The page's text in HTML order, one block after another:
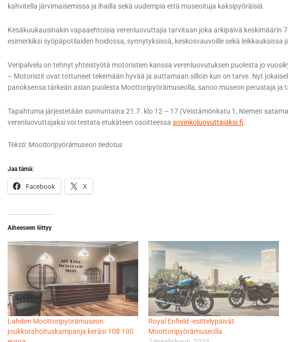
kahvitella järvimaisemissa ja ihailla sekä uudempia että museoituja kaksipyöräisiä.
Kesäkuukausinakin vapaaehtoisia verenluovuttajia tarvitaan joka arkipäivä keskimäärin
esimerkiksi syöpäpotilaiden hoidossa, synnytyksissä, keskosvauvoille sekä leikkauksissa
Veripalvelu on tehnyt yhteistyötä motoristien kanssa verenluovutuksen puolesta jo
– Motoristit ovat tottuneet tekemään hyvää ja auttamaan silloin kun on tarve. Nyt
panoksensa tärkeän asian puolesta Moottoripyörämuseolla, sanoo museon perustaja ja
Tapahtuma järjestetään sunnuntaina 21.7. klo 12 – 17 (Veistämönkatu 1, Niemen
verenluovuttajaksi voi testata etukäteen osoitteessa sovinkoluovuttajaksi.fi.
Teksti: Moottoripyörämuseon tiedotus
Jaa tämä:
Facebook X
Aiheeseen liittyy
Lahden Moottoripyörämuseon
joukkorahoituskampanja keräsi 108 100
Royal Enfield -esittelypäivät
Moottoripyörämuseolla